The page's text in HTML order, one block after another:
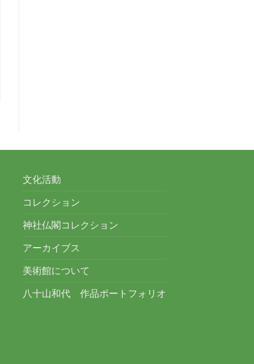
文化活動
コレクション
神社仏閣コレクション
アーカイブス
美術館について
八十山和代 作品ポートフォリオ